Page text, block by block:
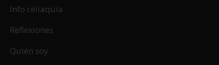
Info celiaquía
Reflexiones
Quién soy